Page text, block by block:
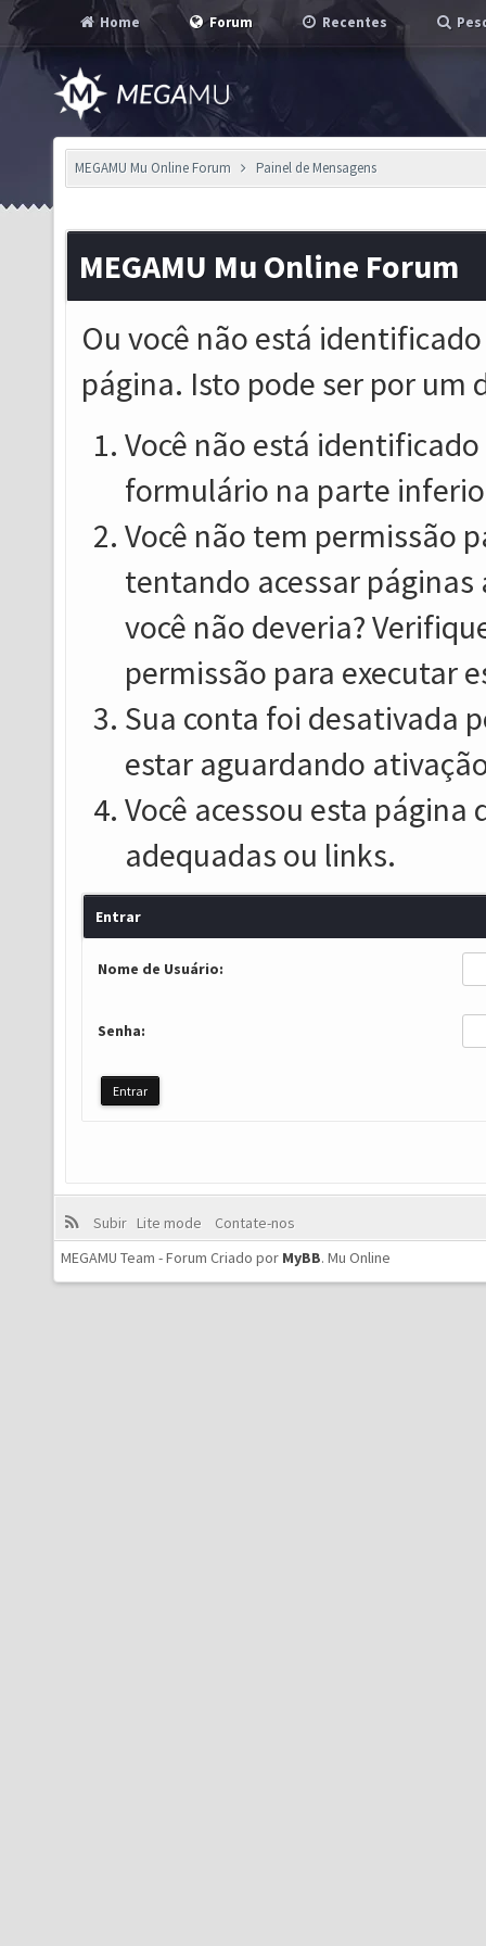
Home Forum Recentes
MEGAMU Mu Online Forum Painel de Mensagens
MEGAMU Mu Online Forum
Ou você não está
página. Isto pode ser por um
Você não está
formulário na parte
Você não tem permissão
tentando acessar
você não deveria?
permissão para executar
Sua conta foi desativada
estar aguardando
Você acessou esta
adequadas ou links.
Entrar
Nome de Usuário:
Senha:
Subir Lite mode
Contate-nos
MEGAMU Team - Forum Criado por MyBB. Mu Online